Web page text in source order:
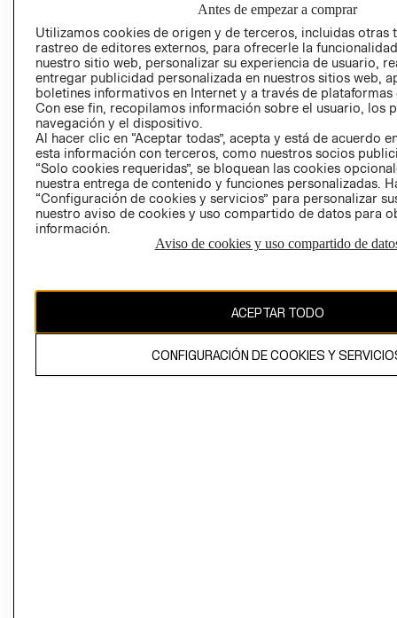
GIFT CARD
AVISO DE
Perú (S/)
CAMBIAR REGIÓN
propiedad de H&M Hennes & Mauritz AB
Antes de empezar a comprar
Utilizamos cookies de origen y de terceros, incluidas otras
rastreo de editores externos, para ofrecerle la
nuestro sitio web, personalizar su experiencia de usuario,
entregar publicidad personalizada en nuestros sitios web,
boletines informativos en Internet y a través de plataformas
Con ese fin, recopilamos información sobre el usuario, los
navegación y el dispositivo.
Al hacer clic en “Aceptar todas”, acepta y está de acuerdo
esta información con terceros, como nuestros socios
“Solo cookies requeridas”, se bloquean las cookies
nuestra entrega de contenido y funciones personalizadas.
“Configuración de cookies y servicios” para personalizar
nuestro aviso de cookies y uso compartido de datos para
información.
Aviso de cookies y uso compartido de
ACEPTAR TODO
CONFIGURACIÓN DE COOKIES Y